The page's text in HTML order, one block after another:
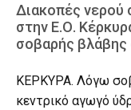
Διακοπές νερού
στην Ε.Ο.
σοβαρής βλάβης
ΚΕΡΚΥΡΑ. Λόγω
κεντρικό αγωγό